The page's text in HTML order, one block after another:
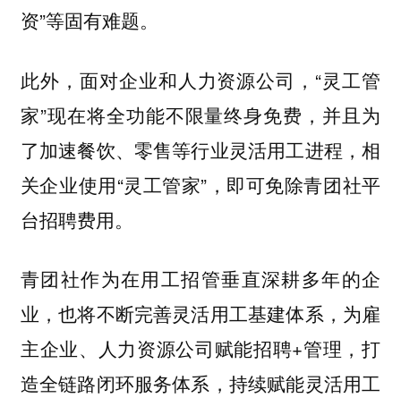
资”等固有难题。
此外，面对企业和人力资源公司，“灵工管
家”现在将全功能不限量终身免费，并且为
了加速餐饮、零售等行业灵活用工进程，相
关企业使用“灵工管家”，即可免除青团社平
台招聘费用。
青团社作为在用工招管垂直深耕多年的企
业，也将不断完善灵活用工基建体系，为雇
主企业、人力资源公司赋能招聘+管理，打
造全链路闭环服务体系，持续赋能灵活用工